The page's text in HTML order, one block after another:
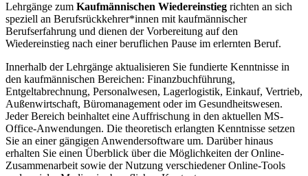
Lehrgänge zum Kaufmännischen Wiedereinstieg richten an sich
speziell an Berufsrückkehrer*innen mit kaufmännischer
Berufserfahrung und dienen der Vorbereitung auf den
Wiedereinstieg nach einer beruflichen Pause im erlernten Beruf.
Innerhalb der Lehrgänge aktualisieren Sie fundierte Kenntnisse in
den kaufmännischen Bereichen: Finanzbuchführung,
Entgeltabrechnung, Personalwesen, Lagerlogistik, Einkauf, Vertrieb,
Außenwirtschaft, Büromanagement oder im Gesundheitswesen.
Jeder Bereich beinhaltet eine Auffrischung in den aktuellen MS-
Office-Anwendungen. Die theoretisch erlangten Kenntnisse setzen
Sie an einer gängigen Anwendersoftware um. Darüber hinaus
erhalten Sie einen Überblick über die Möglichkeiten der Online-
Zusammenarbeit sowie der Nutzung verschiedener Online-Tools